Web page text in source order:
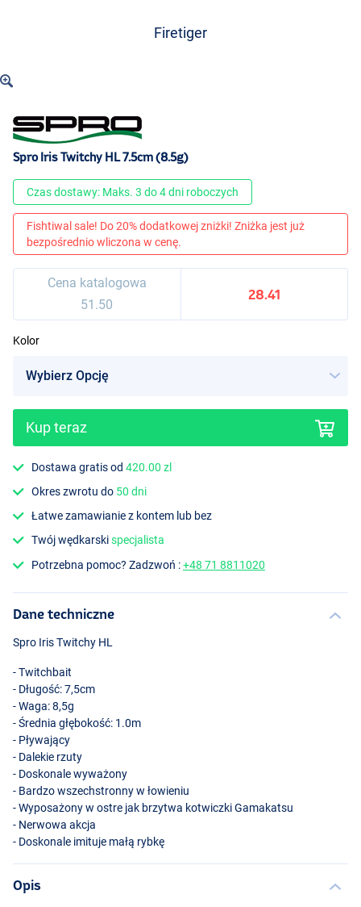
Firetiger
Redhead Tiger
Spro Iris Twitchy HL 7.5cm (8.5g)
Czas dostawy: Maks. 3 do 4 dni roboczych
Fishtiwal sale! Do 20% dodatkowej zniżki! Zniżka jest już
bezpośrednio wliczona w cenę.
Cena katalogowa
51.50
28.41
Kolor
Kup teraz
Dostawa gratis od420.00 zl
Okres zwrotu do 50 dni
Łatwe zamawianie z kontem lub bez
Twój wędkarskispecjalista
Potrzebna pomoc? Zadzwoń :+48 71 8811020
Dane techniczne
Spro Iris Twitchy HL
- Twitchbait
- Długość: 7,5cm
- Waga: 8,5g
- Średnia głębokość: 1.0m
- Pływający
- Dalekie rzuty
- Doskonale wyważony
- Bardzo wszechstronny w łowieniu
- Wyposażony w ostre jak brzytwa kotwiczki Gamakatsu
- Nerwowa akcja
- Doskonale imituje małą rybkę
Opis